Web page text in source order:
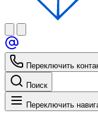
Переключить
Поиск
Переключить